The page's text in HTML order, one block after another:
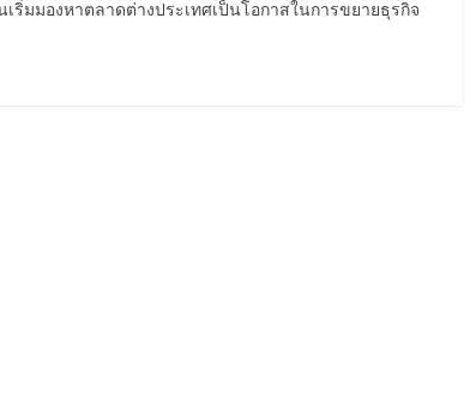
มองหาตลาดต่างประเทศเป็นโอกาสในการขยายธุรกิจ